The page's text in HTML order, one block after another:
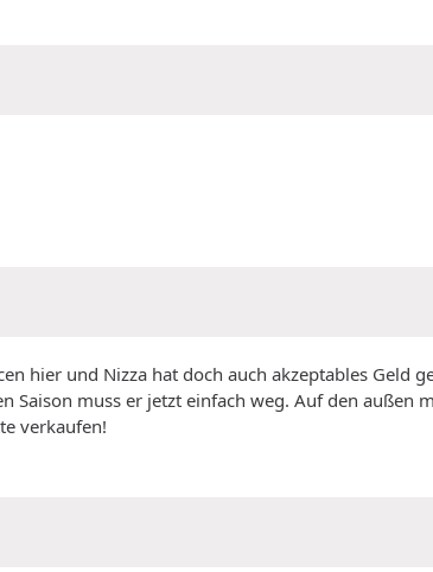
hier und Nizza hat doch auch akzeptables Geld
Saison muss er jetzt einfach weg. Auf den außen
verkaufen!